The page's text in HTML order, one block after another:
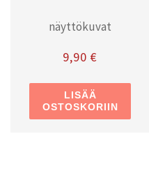
näyttökuvat
9,90€
LISÄÄ
OSTOSKORIIN